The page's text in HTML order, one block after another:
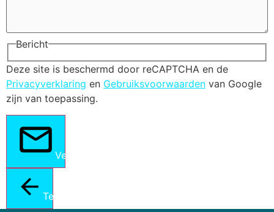
Bericht
Deze site is beschermd door reCAPTCHA en de
Privacyverklaring en Gebruiksvoorwaarden van Google
zijn van toepassing.
Verstuur
Terug